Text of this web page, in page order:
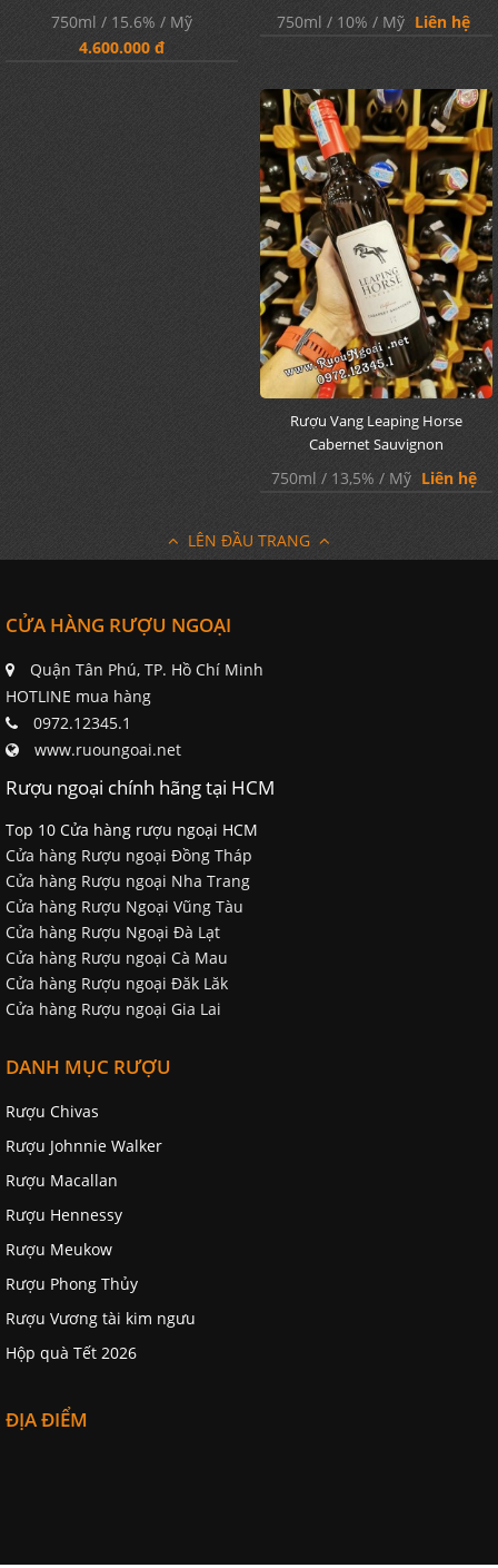
750ml / 15.6% / Mỹ
4.600.000 đ
750ml / 10% / Mỹ Liên hệ
Rượu Vang Leaping Horse
Cabernet Sauvignon
750ml / 13,5% / Mỹ Liên hệ
LÊN ĐẦU TRANG
CỬA HÀNG RƯỢU NGOẠI
Quận Tân Phú, TP. Hồ Chí Minh
HOTLINE mua hàng
0972.12345.1
www.ruoungoai.net
Rượu ngoại chính hãng tại HCM
Top 10 Cửa hàng rượu ngoại HCM
Cửa hàng Rượu ngoại Đồng Tháp
Cửa hàng Rượu ngoại Nha Trang
Cửa hàng Rượu Ngoại Vũng Tàu
Cửa hàng Rượu Ngoại Đà Lạt
Cửa hàng Rượu ngoại Cà Mau
Cửa hàng Rượu ngoại Đăk Lăk
Cửa hàng Rượu ngoại Gia Lai
DANH MỤC RƯỢU
Rượu Chivas
Rượu Johnnie Walker
Rượu Macallan
Rượu Hennessy
Rượu Meukow
Rượu Phong Thủy
Rượu Vương tài kim ngưu
Hộp quà Tết 2026
ĐỊA ĐIỂM